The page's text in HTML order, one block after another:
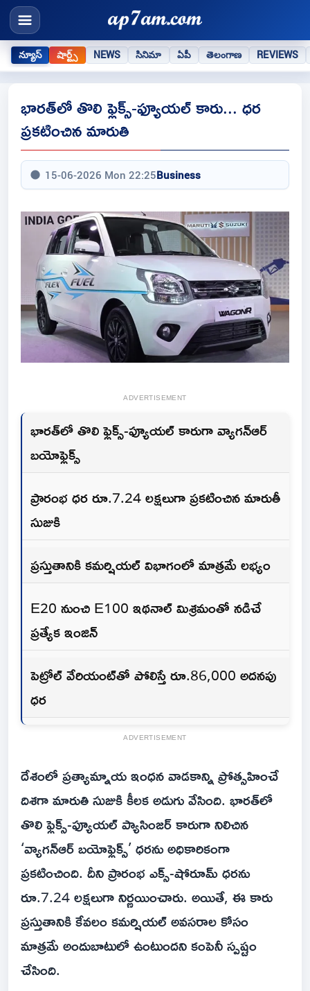
న్యూస్ షార్ట్స్ NEWS సినిమా ఏపీ తెలంగాణ REVIEWS
భారత్‌లో తొలి ఫ్లెక్స్-ఫ్యూయల్ కారు... ధర
ప్రకటించిన మారుతి
15-06-2026 Mon 22:25Business
ADVERTISEMENT
భారత్‌లో తొలి ఫ్లెక్స్-ఫ్యూయల్ కారుగా వ్యాగన్ఆర్
బయోఫ్లెక్స్
ప్రారంభ ధర రూ.7.24 లక్షలుగా ప్రకటించిన మారుతీ
సుజుకి
ప్రస్తుతానికి కమర్షియల్ విభాగంలో మాత్రమే లభ్యం
E20 నుంచి E100 ఇథనాల్ మిశ్రమంతో నడిచే
ప్రత్యేక ఇంజిన్
పెట్రోల్ వేరియంట్‌తో పోలిస్తే రూ.86,000 అదనపు
ధర
ADVERTISEMENT
దేశంలో ప్రత్యామ్నాయ ఇంధన వాడకాన్ని ప్రోత్సహించే
దిశగా మారుతి సుజుకి కీలక అడుగు వేసింది. భారత్‌లో
తొలి ఫ్లెక్స్-ఫ్యూయల్ ప్యాసింజర్ కారుగా నిలిచిన
‘వ్యాగన్ఆర్ బయోఫ్లెక్స్’ ధరను అధికారికంగా
ప్రకటించింది. దీని ప్రారంభ ఎక్స్-షోరూమ్ ధరను
రూ.7.24 లక్షలుగా నిర్ణయించారు. అయితే, ఈ కారు
ప్రస్తుతానికి కేవలం కమర్షియల్ అవసరాల కోసం
మాత్రమే అందుబాటులో ఉంటుందని కంపెనీ స్పష్టం
చేసింది.